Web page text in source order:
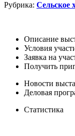
Рубрика: Сельское
Описание
Условия
Заявка на
Получить
Новости
Деловая
Статистика